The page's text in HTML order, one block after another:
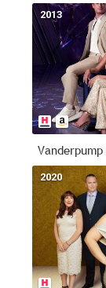
2013
Vanderpump
2020